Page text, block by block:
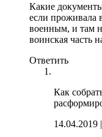
Какие
если проживала
военным, и там
воинская часть
Ответить
Как
14.04.2019